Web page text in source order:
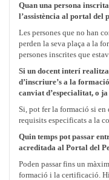
Quan una persona
l’assistència al portal del
Les persones que no han
perden la seva plaça a la
persones inscrites que
Si un docent interí
d’inscriure’s a la
canviat d’especialitat, o
Si, pot fer la formació si en
requisits especificats a la
Quin temps pot passar
acreditada al Portal del
Poden passar fins un
formació i la certificació.